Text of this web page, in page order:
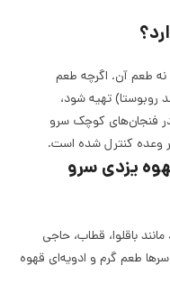
نه طعم آن. اگرچه طعم
روبوستا) تهیه شود،
فنجان‌های کوچک سرو
وعده کنترل شده است.
یزدی سرو
باقلوا، قطاب، حاجی
طعم گرم و ادویه‌ای قهوه